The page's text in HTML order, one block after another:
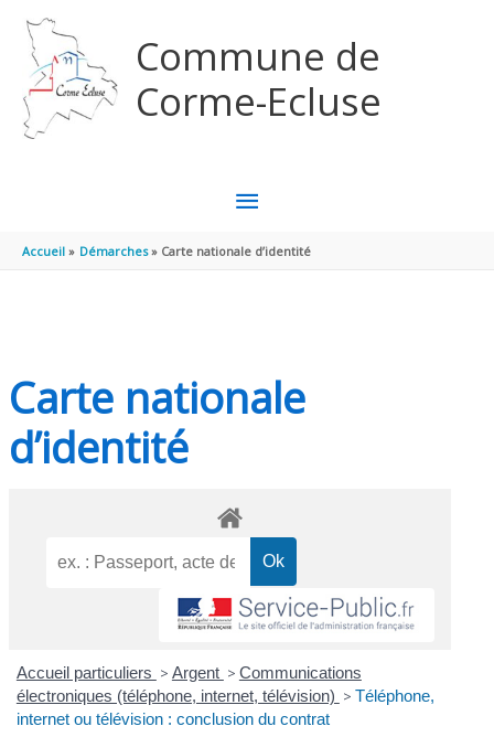
Commune de
Corme-Ecluse
MENU
PRINCIPAL
Accueil Démarches Carte nationale d’identité
Carte nationale
d’identité
Accueil particuliers > Argent > Communications
électroniques (téléphone, internet, télévision) > Téléphone,
internet ou télévision : conclusion du contrat